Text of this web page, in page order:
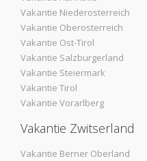
Vakantie Niederosterreich
Vakantie Oberosterreich
Vakantie Ost-Tirol
Vakantie Salzburgerland
Vakantie Steiermark
Vakantie Tirol
Vakantie Vorarlberg
Vakantie Zwitserland
Vakantie Berner Oberland